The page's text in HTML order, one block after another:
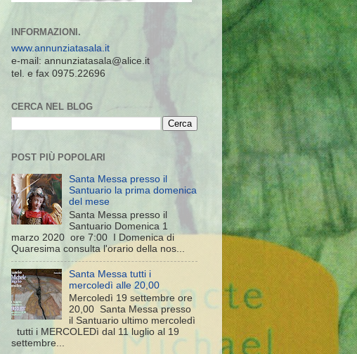
INFORMAZIONI.
www.annunziatasala.it
e-mail: annunziatasala@alice.it
tel. e fax 0975.22696
CERCA NEL BLOG
POST PIÙ POPOLARI
Santa Messa presso il
Santuario la prima domenica
del mese
Santa Messa presso il
Santuario Domenica 1
marzo 2020 ore 7:00 I Domenica di
Quaresima consulta l'orario della nos...
Santa Messa tutti i
mercoledì alle 20,00
Mercoledì 19 settembre ore
20,00 Santa Messa presso
il Santuario ultimo mercoledì
tutti i MERCOLEDì dal 11 luglio al 19
settembre...